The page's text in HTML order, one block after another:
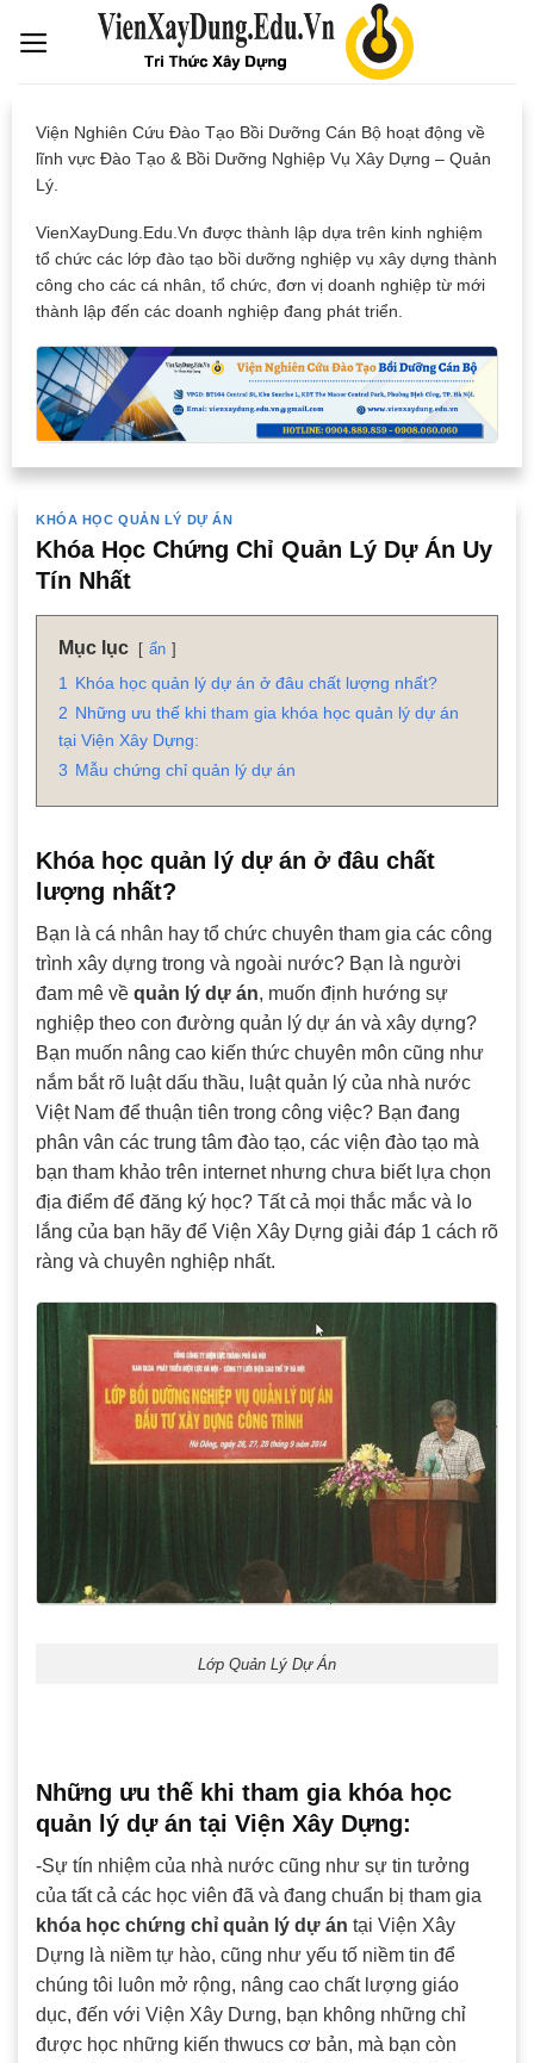
Viện Nghiên Cứu Đào Tạo Bồi Dưỡng Cán Bộ hoạt động về
lĩnh vực Đào Tạo & Bồi Dưỡng Nghiệp Vụ Xây Dựng – Quản
Lý.
VienXayDung.Edu.Vn được thành lập dựa trên kinh nghiệm
tổ chức các lớp đào tạo bồi dưỡng nghiệp vụ xây dựng thành
công cho các cá nhân, tổ chức, đơn vị doanh nghiệp từ mới
thành lập đến các doanh nghiệp đang phát triển.
KHÓA HỌC QUẢN LÝ DỰ ÁN
Khóa Học Chứng Chỉ Quản Lý Dự Án Uy
Tín Nhất
Mục lục ẩn
1
Khóa học quản lý dự án ở đâu chất lượng nhất?
2 Những ưu thế khi tham gia khóa học quản lý dự án
tại Viện Xây Dựng:
3 Mẫu chứng chỉ quản lý dự án
Khóa học quản lý dự án ở đâu chất
lượng nhất?
Bạn là cá nhân hay tổ chức chuyên tham gia các công
trình xây dựng trong và ngoài nước? Bạn là người
đam mê về quản lý dự án, muốn định hướng sự
nghiệp theo con đường quản lý dự án và xây dựng?
Bạn muốn nâng cao kiến thức chuyên môn cũng như
nắm bắt rõ luật dấu thầu, luật quản lý của nhà nước
Việt Nam để thuận tiên trong công việc? Bạn đang
phân vân các trung tâm đào tạo, các viện đào tạo mà
bạn tham khảo trên internet nhưng chưa biết lựa chọn
địa điểm để đăng ký học? Tất cả mọi thắc mắc và lo
lắng của bạn hãy để Viện Xây Dựng giải đáp 1 cách rõ
ràng và chuyên nghiệp nhất.
Lớp Quản Lý Dự Án
Những ưu thế khi tham gia khóa học
quản lý dự án tại Viện Xây Dựng:
-Sự tín nhiệm của nhà nước cũng như sự tin tưởng
của tất cả các học viên đã và đang chuẩn bị tham gia
khóa học chứng chỉ quản lý dự án tại Viện Xây
Dựng là niềm tự hào, cũng như yếu tố niềm tin để
chúng tôi luôn mở rộng, nâng cao chất lượng giáo
dục, đến với Viện Xây Dưng, bạn không những chỉ
được học những kiến thwucs cơ bản, mà bạn còn